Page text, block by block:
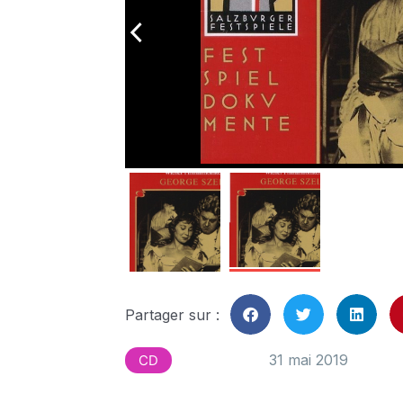
arrow_back_ios
Partager sur :
CD 31 mai 2019